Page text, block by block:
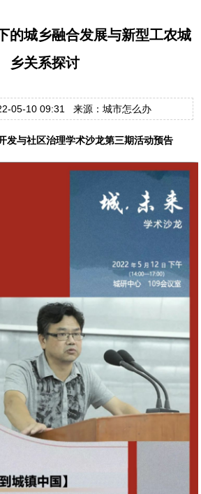
的城乡融合发展与新型工农城
乡关系探讨
05-10 09:31 来源：城市怎么办
发与社区治理学术沙龙第三期活动预告